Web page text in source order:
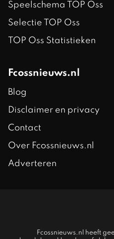
Speelschema TOP Oss
Selectie TOP Oss
TOP Oss Statistieken
Fcossnieuws.nl
Blog
Disclaimer en privacy
Contact
Over Fcossnieuws.nl
Adverteren
Fcossnieuws.nl heeft